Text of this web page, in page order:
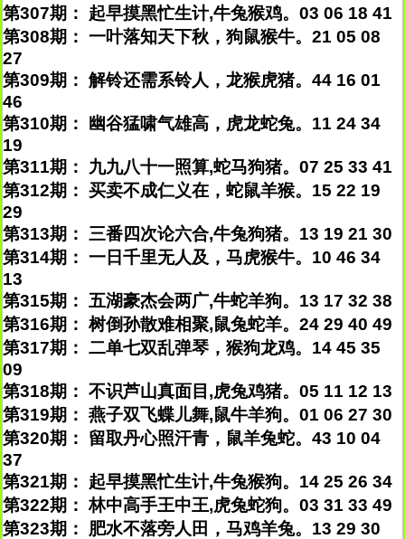
第307期： 起早摸黑忙生计,牛兔猴鸡。03 06 18 41
第308期： 一叶落知天下秋，狗鼠猴牛。21 05 08
27
第309期： 解铃还需系铃人，龙猴虎猪。44 16 01
46
第310期： 幽谷猛啸气雄高，虎龙蛇兔。11 24 34
19
第311期： 九九八十一照算,蛇马狗猪。07 25 33 41
第312期： 买卖不成仁义在，蛇鼠羊猴。15 22 19
29
第313期： 三番四次论六合,牛兔狗猪。13 19 21 30
第314期： 一日千里无人及，马虎猴牛。10 46 34
13
第315期： 五湖豪杰会两广,牛蛇羊狗。13 17 32 38
第316期： 树倒孙散难相聚,鼠兔蛇羊。24 29 40 49
第317期： 二单七双乱弹琴，猴狗龙鸡。14 45 35
09
第318期： 不识芦山真面目,虎兔鸡猪。05 11 12 13
第319期： 燕子双飞蝶儿舞,鼠牛羊狗。01 06 27 30
第320期： 留取丹心照汗青，鼠羊兔蛇。43 10 04
37
第321期： 起早摸黑忙生计,牛兔猴狗。14 25 26 34
第322期： 林中高手王中王,虎兔蛇狗。03 31 33 49
第323期： 肥水不落旁人田，马鸡羊兔。13 29 30